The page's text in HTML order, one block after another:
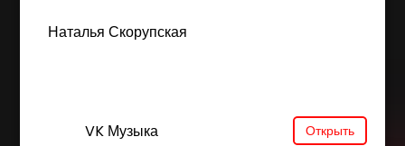
Наталья Скорупская
VK Музыка Открыть